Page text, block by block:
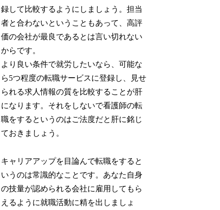
録して比較するようにしましょう。担当
者と合わないということもあって、高評
価の会社が最良であるとは言い切れない
からです。
より良い条件で就労したいなら、可能な
ら5つ程度の転職サービスに登録し、見せ
られる求人情報の質を比較することが肝
になります。それをしないで看護師の転
職をするというのはご法度だと肝に銘じ
ておきましょう。
キャリアアップを目論んで転職をすると
いうのは常識的なことです。あなた自身
の技量が認められる会社に雇用してもら
えるように就職活動に精を出しましょ